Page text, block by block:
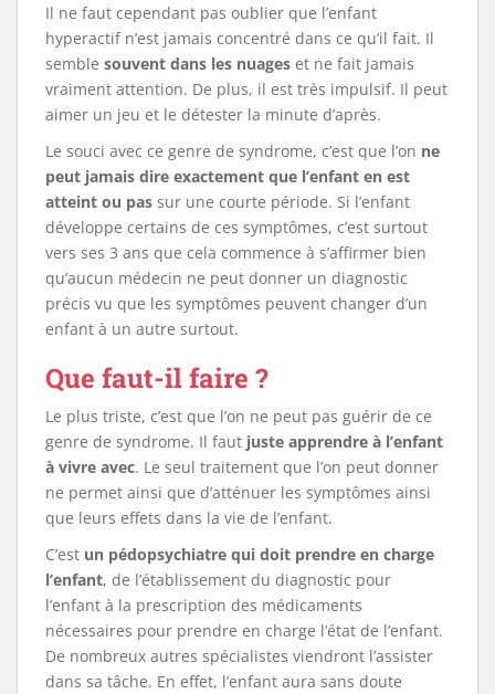
Il ne faut cependant pas oublier que l’enfant
hyperactif n’est jamais concentré dans ce qu’il fait. Il
semble souvent dans les nuages et ne fait jamais
vraiment attention. De plus, il est très impulsif. Il peut
aimer un jeu et le détester la minute d’après.
Le souci avec ce genre de syndrome, c’est que l’on ne
peut jamais dire exactement que l’enfant en est
atteint ou pas sur une courte période. Si l’enfant
développe certains de ces symptômes, c’est surtout
vers ses 3 ans que cela commence à s’affirmer bien
qu’aucun médecin ne peut donner un diagnostic
précis vu que les symptômes peuvent changer d’un
enfant à un autre surtout.
Que faut-il faire ?
Le plus triste, c’est que l’on ne peut pas guérir de ce
genre de syndrome. Il faut juste apprendre à l’enfant
à vivre avec. Le seul traitement que l’on peut donner
ne permet ainsi que d’atténuer les symptômes ainsi
que leurs effets dans la vie de l’enfant.
C’est un pédopsychiatre qui doit prendre en charge
l’enfant, de l’établissement du diagnostic pour
l’enfant à la prescription des médicaments
nécessaires pour prendre en charge l’état de l’enfant.
De nombreux autres spécialistes viendront l’assister
dans sa tâche. En effet, l’enfant aura sans doute